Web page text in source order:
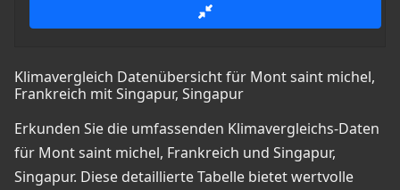
Klimavergleich Datenübersicht für Mont saint michel,
Frankreich mit Singapur, Singapur
Erkunden Sie die umfassenden Klimavergleichs-Daten
für Mont saint michel, Frankreich und Singapur,
Singapur. Diese detaillierte Tabelle bietet wertvolle